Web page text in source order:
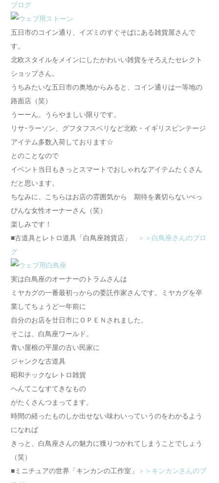
ブログ
五日市のコイン通り、イズミのすぐそばにある雑貨屋さんで
す。
北欧スタイルをメインにしたかわいい雑貨をそろえたセレクト
ショップさん。
うちみたいな五日市の奥地からみると、コイン通りは一等地の
路面店（笑）
うーーん。うらやましい限りです。
リサ･ラーソン、グフタフスベリなど北欧・イギリスビンテージ
アイテム多数入荷しております☆
とのことなので
イベント当日もきっとスマートでおしゃれなアイテムたくさん
だと思います。
ちなみに、こちらはお店の雰囲気から 期待を裏切らないべっ
ぴんな女性オーナーさん（笑）
楽しみです！
■古道具とレトロ道具「白鳥座雑貨店」
＞＞白鳥座さんのブロ
グ
実は白鳥座のオーナーのトラムさんは
ミヤカグの一番最初っからの委託作家さんです。ミヤカグを卒
業してちょうど一年前に
自分のお店を廿日市にＯＰＥＮされました。
そこは、白鳥座ワールド。
青い屋根の平屋の古い民家に
ジャンクな古道具
昭和チックなレトロ雑貨
へんてこなすてきなもの
がたくさんつまってます。
時間の経ったものしか出せない味わいっていうのをわかるよう
になれば
きっと、白鳥座さんの魅力に獲りつかれてしまうことでしょう
（笑）
■ミニチュアの世界「キンカンの工作室」
＞＞キンカンさんのブ